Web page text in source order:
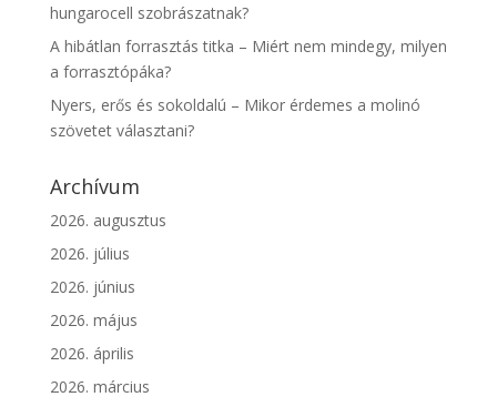
hungarocell szobrászatnak?
A hibátlan forrasztás titka – Miért nem mindegy, milyen
a forrasztópáka?
Nyers, erős és sokoldalú – Mikor érdemes a molinó
szövetet választani?
Archívum
2026. augusztus
2026. július
2026. június
2026. május
2026. április
2026. március